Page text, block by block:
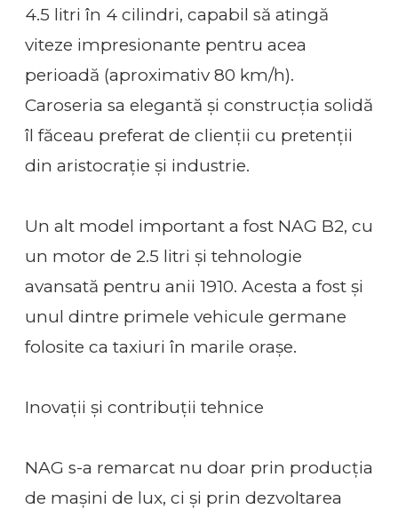
4.5 litri în 4 cilindri, capabil să atingă
viteze impresionante pentru acea
perioadă (aproximativ 80 km/h).
Caroseria sa elegantă și construcția solidă
îl făceau preferat de clienții cu pretenții
din aristocrație și industrie.
Un alt model important a fost NAG B2, cu
un motor de 2.5 litri și tehnologie
avansată pentru anii 1910. Acesta a fost și
unul dintre primele vehicule germane
folosite ca taxiuri în marile orașe.
Inovații și contribuții tehnice
NAG s-a remarcat nu doar prin producția
de mașini de lux, ci și prin dezvoltarea